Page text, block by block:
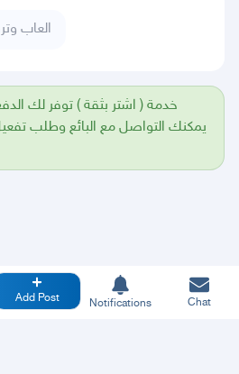
العاب
خدمة ( اشتر بثقة ) توفر لك
يمكنك التواصل مع البائع وطلب
Add Post Notifications Chat